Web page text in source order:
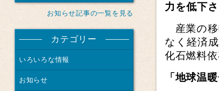
力を低下
産業の移
なく経済
化石燃料
「地球温
お知らせ記事の一覧を見る
カテゴリー
いろいろな情報
お知らせ